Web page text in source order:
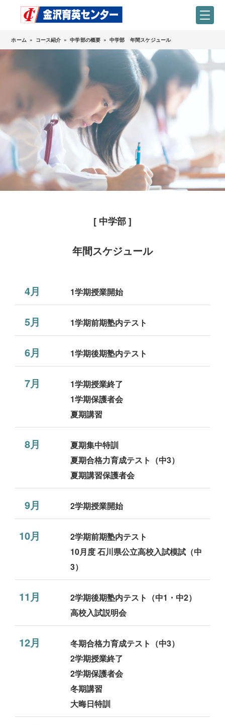
ホーム » コース紹介 » 中学部の概要 » 中学部 年間スケジュール
[ 中学部 ]
年間スケジュール
4月 1学期授業開始
5月 1学期前期塾内テスト
6月 1学期後期塾内テスト
7月
1学期授業終了
1学期保護者会
夏期講習
8月
夏期集中特訓
夏期合格力育成テスト（中3）
夏期講習保護者会
9月 2学期授業開始
10月
2学期前期塾内テスト
10月度 石川県公立高校入試模試（中
3）
11月
2学期後期塾内テスト（中1・中2）
高校入試説明会
12月
冬期合格力育成テスト（中3）
2学期授業終了
2学期保護者会
冬期講習
大晦日特訓